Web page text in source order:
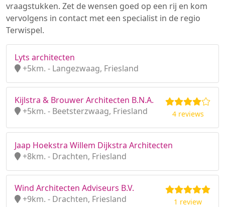
vraagstukken. Zet de wensen goed op een rij en kom
vervolgens in contact met een specialist in de regio
Terwispel.
Lyts architecten
+5km. - Langezwaag, Friesland
Kijlstra & Brouwer Architecten B.N.A.
+5km. - Beetsterzwaag, Friesland
4 reviews
Jaap Hoekstra Willem Dijkstra Architecten
+8km. - Drachten, Friesland
Wind Architecten Adviseurs B.V.
+9km. - Drachten, Friesland
1 review